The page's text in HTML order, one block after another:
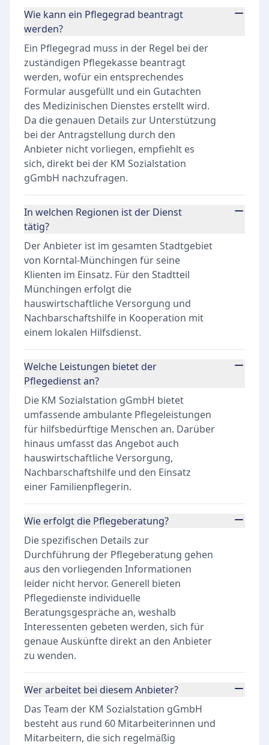
Wie kann ein Pflegegrad beantragt
werden?
Ein Pflegegrad muss in der Regel bei der
zuständigen Pflegekasse beantragt
werden, wofür ein entsprechendes
Formular ausgefüllt und ein Gutachten
des Medizinischen Dienstes erstellt wird.
Da die genauen Details zur Unterstützung
bei der Antragstellung durch den
Anbieter nicht vorliegen, empfiehlt es
sich, direkt bei der KM Sozialstation
gGmbH nachzufragen.
In welchen Regionen ist der Dienst
tätig?
Der Anbieter ist im gesamten Stadtgebiet
von Korntal-Münchingen für seine
Klienten im Einsatz. Für den Stadtteil
Münchingen erfolgt die
hauswirtschaftliche Versorgung und
Nachbarschaftshilfe in Kooperation mit
einem lokalen Hilfsdienst.
Welche Leistungen bietet der
Pflegedienst an?
Die KM Sozialstation gGmbH bietet
umfassende ambulante Pflegeleistungen
für hilfsbedürftige Menschen an. Darüber
hinaus umfasst das Angebot auch
hauswirtschaftliche Versorgung,
Nachbarschaftshilfe und den Einsatz
einer Familienpflegerin.
Wie erfolgt die Pflegeberatung?
Die spezifischen Details zur
Durchführung der Pflegeberatung gehen
aus den vorliegenden Informationen
leider nicht hervor. Generell bieten
Pflegedienste individuelle
Beratungsgespräche an, weshalb
Interessenten gebeten werden, sich für
genaue Auskünfte direkt an den Anbieter
zu wenden.
Wer arbeitet bei diesem Anbieter?
Das Team der KM Sozialstation gGmbH
besteht aus rund 60 Mitarbeiterinnen und
Mitarbeitern, die sich regelmäßig